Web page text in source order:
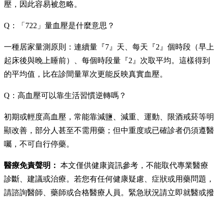
壓，因此容易被忽略。
Q：「722」量血壓是什麼意思？
一種居家量測原則：連續量『7』天、每天『2』個時段（早上
起床後與晚上睡前）、每個時段量『2』次取平均。這樣得到
的平均值，比在診間量單次更能反映真實血壓。
Q：高血壓可以靠生活習慣逆轉嗎？
初期或輕度高血壓，常能靠減鹽、減重、運動、限酒戒菸等明
顯改善，部分人甚至不需用藥；但中重度或已確診者仍須遵醫
囑，不可自行停藥。
醫療免責聲明： 本文僅供健康資訊參考，不能取代專業醫療
診斷、建議或治療。若您有任何健康疑慮、症狀或用藥問題，
請諮詢醫師、藥師或合格醫療人員。緊急狀況請立即就醫或撥